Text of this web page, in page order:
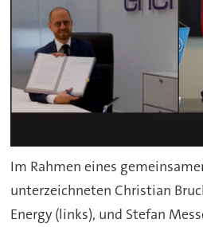
Im Rahmen eines
unterzeichneten Christian
Energy (links), und Stefan